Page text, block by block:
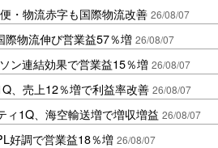
・物流赤字も国際物流改善 26/08/07
際物流伸び営業益57％増 26/08/07
ン連結効果で営業益15％増 26/08/07
、売上12％増で利益率改善 26/08/07
ィ1Q、海空輸送増で増収増益 26/08/07
好調で営業益18％増 26/08/07